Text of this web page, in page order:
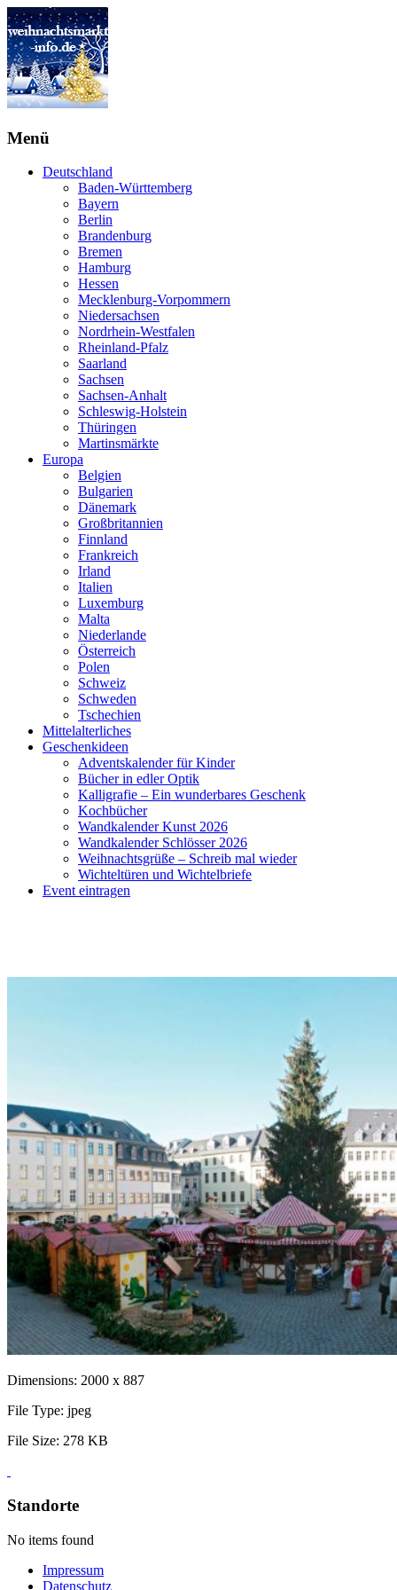
Menü
Deutschland
Baden-Württemberg
Bayern
Berlin
Brandenburg
Bremen
Hamburg
Hessen
Mecklenburg-Vorpommern
Niedersachsen
Nordrhein-Westfalen
Rheinland-Pfalz
Saarland
Sachsen
Sachsen-Anhalt
Schleswig-Holstein
Thüringen
Martinsmärkte
Europa
Belgien
Bulgarien
Dänemark
Großbritannien
Finnland
Frankreich
Irland
Italien
Luxemburg
Malta
Niederlande
Österreich
Polen
Schweiz
Schweden
Tschechien
Mittelalterliches
Geschenkideen
Adventskalender für Kinder
Bücher in edler Optik
Kalligrafie – Ein wunderbares Geschenk
Kochbücher
Wandkalender Kunst 2026
Wandkalender Schlösser 2026
Weihnachtsgrüße – Schreib mal wieder
Wichteltüren und Wichtelbriefe
Event eintragen
Dimensions: 2000 x 887
File Type: jpeg
File Size: 278 KB
Standorte
No items found
Impressum
Datenschutz